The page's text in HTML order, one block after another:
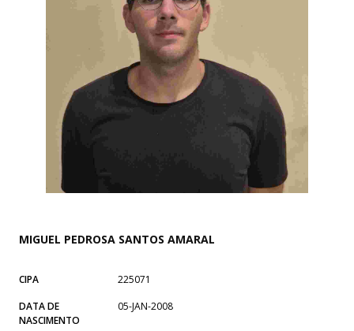
MIGUEL PEDROSA SANTOS AMARAL
CIPA
225071
DATA DE
NASCIMENTO
05-JAN-2008